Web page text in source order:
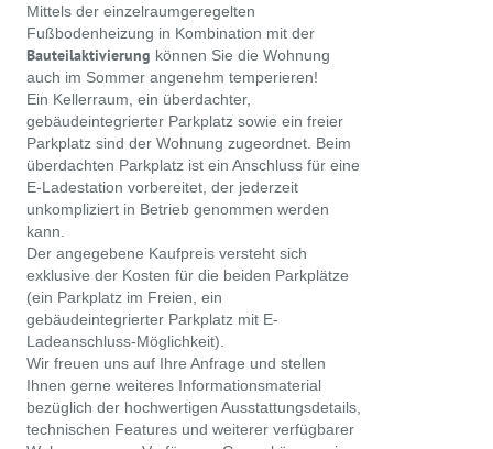
Mittels der einzelraumgeregelten
Fußbodenheizung in Kombination mit der
Bauteilaktivierung können Sie die Wohnung
auch im Sommer angenehm temperieren!
Ein Kellerraum, ein überdachter,
gebäudeintegrierter Parkplatz sowie ein freier
Parkplatz sind der Wohnung zugeordnet. Beim
überdachten Parkplatz ist ein Anschluss für eine
E-Ladestation vorbereitet, der jederzeit
unkompliziert in Betrieb genommen werden
kann.
Der angegebene Kaufpreis versteht sich
exklusive der Kosten für die beiden Parkplätze
(ein Parkplatz im Freien, ein
gebäudeintegrierter Parkplatz mit E-
Ladeanschluss-Möglichkeit).
Wir freuen uns auf Ihre Anfrage und stellen
Ihnen gerne weiteres Informationsmaterial
bezüglich der hochwertigen Ausstattungsdetails,
technischen Features und weiterer verfügbarer